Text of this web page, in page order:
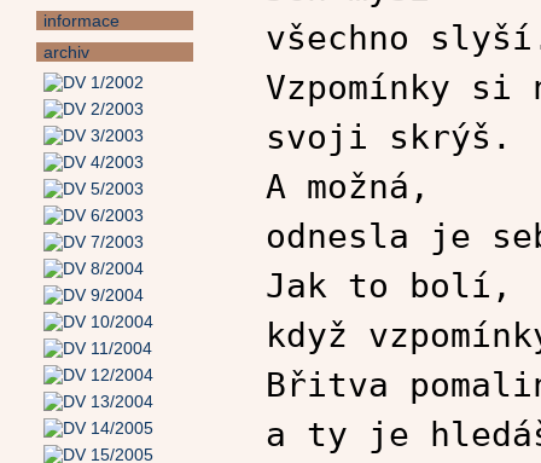
informace
archiv
všechno
Vzpomínky si
svoji skrýš.
A možná,
odnesla je
Jak to bolí,
když
Břitva
a ty je